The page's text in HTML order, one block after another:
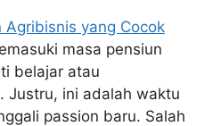
yang Cocok
masa pensiun
belajar atau
Justru, ini adalah waktu
passion baru. Salah